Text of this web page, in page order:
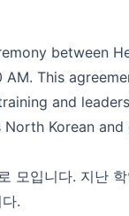
between
AM. This
and
Korean
모입니다. 지난
.